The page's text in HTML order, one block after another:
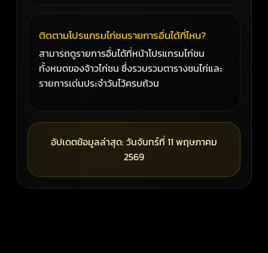
ติดตามโปรแกรมไก่ชนรายการอื่นได้ที่ไหน?
สามารถดูรายการอื่นได้ที่หน้าโปรแกรมไก่ชน
ทั้งหมดของจ้าวไก่ชน ซึ่งรวบรวมตารางชนไก่และ
รายการเด่นประจำวันไว้ครบถ้วน
อัปเดตข้อมูลล่าสุด: วันจันทร์ที่ 11 พฤษภาคม
2569